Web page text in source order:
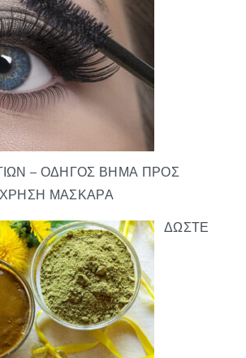
– ΟΔΗΓΌΣ ΒΉΜΑ ΠΡΟΣ
ΜΆΣΚΑΡΑ
ΔΏΣΤΕ